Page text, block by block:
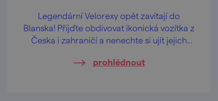
Legendární Velorexy opět zavítají do
Blanska! Přijďte obdivovat ikonická vozítka z
Česka i zahraničí a nenechte si ujít jejich
prohlédnout